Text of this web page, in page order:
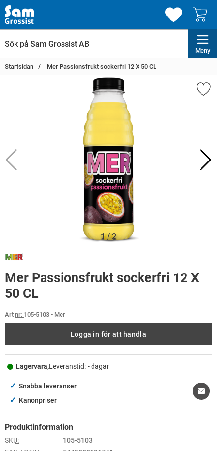
Meny
Startsidan Mer Passionsfrukt sockerfri 12 X 50 CL
1/2
Mer Passionsfrukt sockerfri 12 X
50 CL
Art nr: 105-5103 - Mer
Logga in för att handla
Lagervara,Leveranstid: - dagar
✓ Snabba leveranser
✓ Kanonpriser
Produktinformation
SKU:
105-5103